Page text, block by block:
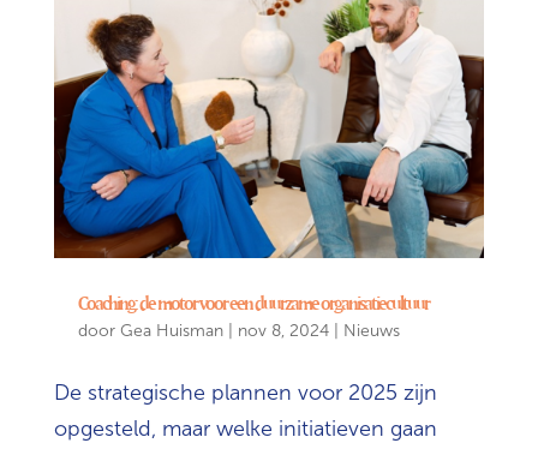
Coaching: de motor voor een duurzame organisatiecultuur
door Gea Huisman| nov 8, 2024| Nieuws
De strategische plannen voor 2025 zijn
opgesteld, maar welke initiatieven gaan